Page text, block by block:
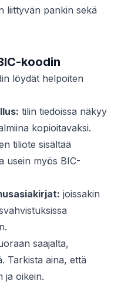
liittyvän pankin sekä
koodin
löydät helpoiten
tilin tiedoissa näkyy
kopioitavaksi.
tiliote sisältää
usein myös BIC-
joissakin
saajalta,
Tarkista aina, että
ja oikein.